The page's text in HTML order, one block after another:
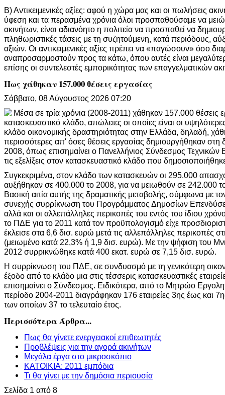
Β) Αντικειμενικές αξίες: αφού η χώρα μας και οι πωλήσεις
ύφεση και τα περασμένα χρόνια όλοι προσπαθούσαμε να
ακινήτων, είναι αδιανόητο η πολιτεία να προσπαθεί να
πληθωριστικές τάσεις με τη συζητούμενη, κατά περιόδους,
αξιών. Οι αντικειμενικές αξίες πρέπει να «παγώσουν» όσο
αναπροσαρμοστούν προς τα κάτω, όπου αυτές είναι
επίσης οι συντελεστές εμπορικότητας των επαγγελματικών
Πως χάθηκαν 157.000 θέσεις εργασίας
Σάββατο, 08 Αύγουστος 2026 07:20
Μέσα σε τρία χρόνια (2008-2011) χάθηκαν 157.000 θέσεις
κατασκευαστικό κλάδο, απώλειες οι οποίες είναι οι
κλάδο οικονομικής δραστηριότητας στην Ελλάδα, δηλαδή,
περισσότερες απ' όσες θέσεις εργασίας δημιουργήθηκαν στη
2008, όπως επισημαίνει ο Πανελλήνιος Σύνδεσμος Τεχνικών
τις εξελίξεις στον κατασκευαστικό κλάδο που
Συγκεκριμένα, στον κλάδο των κατασκευών οι 295.000
αυξήθηκαν σε 400.000 το 2008, για να μειωθούν σε 242.000 το
Βασική αιτία αυτής της δραματικής μεταβολής, σύμφωνα με
συνεχής συρρίκνωση του Προγράμματος Δημοσίων
αλλά και οι αλλεπάλληλες περικοπές του εντός του ίδιου
το ΠΔΕ για το 2011 κατά τον προϋπολογισμό είχε
έκλεισε στα 6,6 δισ. ευρώ μετά τις αλλεπάλληλες περικοπές
(μειωμένο κατά 22,3% ή 1,9 δισ. ευρώ). Με την ψήφιση του
2012 συρρικνώθηκε κατά 400 εκατ. ευρώ σε 7,15 δισ. ευρώ.
Η συρρίκνωση του ΠΔΕ, σε συνδυασμό με τη γενικότερη
έξοδο από το κλάδο μια στις τέσσερις κατασκευαστικές
επισημαίνει ο Σύνδεσμος. Ειδικότερα, από το Μητρώο
περίοδο 2004-2011 διαγράφηκαν 176 εταιρείες 3ης έως και
των οποίων 37 το τελευταίο έτος.
Περισσότερα Άρθρα...
Πως θα γίνετε ενεργειακοί επιθεωτητές
Προβλέψεις για την αγορά ακινήτων
Μεγάλα έργα στο μικροσκόπιο
ΚΑΤΟΙΚΙΑ: 2011 εμπόδια
Τι θα γίνει με την δημόσια περιουσία
Σελίδα 1 από 8